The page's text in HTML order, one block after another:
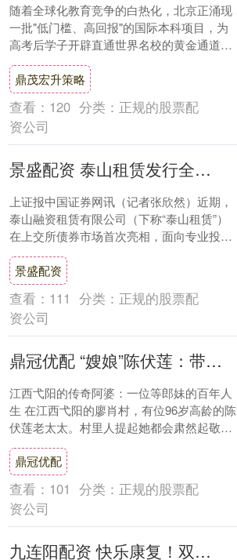
随着全球化教育竞争的白热化，北京正涌现
一批"低门槛、高回报"的国际本科项目，为
高考后学子开辟直通世界名校的黄金通道。
以下五所教育部认证院校凭借QS前50合作
资源....
鼎茂宏升策略
查看： 120 分类： 正规的股票配
资公司
景盛配资 泰山租赁发行全国首单国有租赁私募中小微支持债券
上证报中国证券网讯（记者张欣然）近期，
泰山融资租赁有限公司（下称“泰山租赁”）
在上交所债券市场首次亮相，面向专业投资
者非公开发行中小微企业支持债券（第一
期），发....
景盛配资
查看： 111 分类： 正规的股票配
资公司
鼎冠优配 “嫂娘”陈伏莲：带20块银元做童养媳，到夫家4年丈夫才出生
江西弋阳的传奇阿婆：一位等郎妹的百年人
生 在江西弋阳的廖肖村，有位96岁高龄的陈
伏莲老太太。村里人提起她都会肃然起敬：
这位阿婆可是经历过风雨的人啊！每当有人
问起....
鼎冠优配
查看： 101 分类： 正规的股票配
资公司
九连阳配资 快乐康复！双鸭山市组织开展残疾人健身周活动